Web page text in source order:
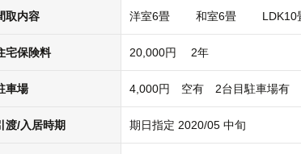
取内容 洋室6畳 和室6畳
宅保険料 20,000円 2年
車場 4,000円 空有 2台目駐車場有
渡/入居時期 期日指定 2020/05 中旬